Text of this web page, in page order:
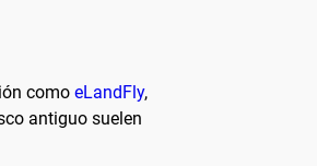
como eLandFly,
antiguo suelen